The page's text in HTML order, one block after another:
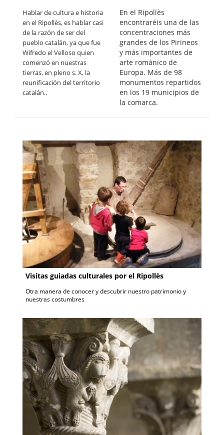
Hablar decultura e historia
en el Ripollès,es hablarcasi
de la razón de serdel
pueblo catalán,ya que fue
Wifredo el Velloso quien
comenzó en nuestras
tierras,en pleno s.X, la
reunificación del territorio
catalán..
En el Ripollès
encontraréis una de las
concentraciones más
grandes de los Pirineos
y más importantes de
arte románico de
Europa. Más de 98
monumentos repartidos
en los 19 municipios de
la comarca.
Visitas guiadas culturales por el Ripollès
Otra manera de conocer y descubrir nuestro patrimonio y
nuestras costumbres